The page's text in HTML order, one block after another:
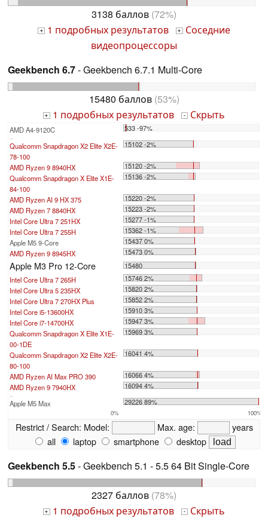
3138 баллов (72%)
+ 1 подробных результатов + Соседние
видеопроцессоры
Geekbench 6.7- Geekbench 6.7.1 Multi-Core
15480 баллов(53%)
+ 1 подробных результатов - Скрыть
AMD A4-9120C 533 -97%
...
Qualcomm Snapdragon X2 Elite X2E-
78-100
15102 -2%
AMD Ryzen 9 8940HX
15120 -2%
Qualcomm Snapdragon X Elite X1E-
84-100
15136 -2%
AMD Ryzen AI 9 HX 375
15220 -2%
AMD Ryzen 7 8840HX
15223 -2%
Intel Core Ultra 7 251HX
15277 -1%
Intel Core Ultra 7 255H
15362 -1%
Apple M5 9-Core
15437 0%
AMD Ryzen 9 8945HX
15473 0%
Apple M3 Pro 12-Core
15480
Intel Core Ultra 7 265H
15746 2%
Intel Core Ultra 5 235HX
15820 2%
Intel Core Ultra 7 270HX Plus
15852 2%
Intel Core i5-13600HX
15910 3%
Intel Core i7-14700HX
15947 3%
Qualcomm Snapdragon X Elite X1E-
00-1DE
15969 3%
Qualcomm Snapdragon X2 Elite X2E-
80-100
16041 4%
AMD Ryzen AI Max PRO 390
16066 4%
AMD Ryzen 9 7940HX
16094 4%
...
Apple M5 Max 29226 89%
0% 100%
Restrict / Search: Model: Max. age:
years
all
laptop smartphone desktop
Geekbench 5.5- Geekbench 5.1 - 5.5 64 Bit Single-Core
2327 баллов (78%)
+ 1 подробных результатов - Скрыть